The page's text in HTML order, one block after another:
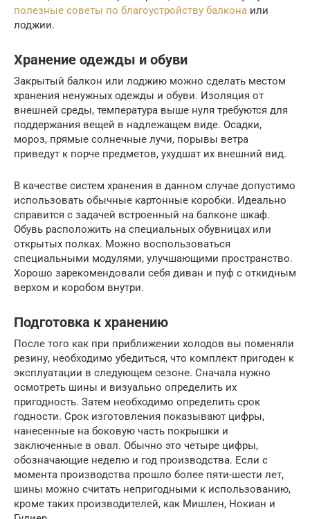
полезные советы по благоустройству балкона или
лоджии.
Хранение одежды и обуви
Закрытый балкон или лоджию можно сделать местом
хранения ненужных одежды и обуви. Изоляция от
внешней среды, температура выше нуля требуются для
поддержания вещей в надлежащем виде. Осадки,
мороз, прямые солнечные лучи, порывы ветра
приведут к порче предметов, ухудшат их внешний вид.
В качестве систем хранения в данном случае допустимо
использовать обычные картонные коробки. Идеально
справится с задачей встроенный на балконе шкаф.
Обувь расположить на специальных обувницах или
открытых полках. Можно воспользоваться
специальными модулями, улучшающими пространство.
Хорошо зарекомендовали себя диван и пуф с откидным
верхом и коробом внутри.
Подготовка к хранению
После того как при приближении холодов вы поменяли
резину, необходимо убедиться, что комплект пригоден к
эксплуатации в следующем сезоне. Сначала нужно
осмотреть шины и визуально определить их
пригодность. Затем необходимо определить срок
годности. Срок изготовления показывают цифры,
нанесенные на боковую часть покрышки и
заключенные в овал. Обычно это четыре цифры,
обозначающие неделю и год производства. Если с
момента производства прошло более пяти-шести лет,
шины можно считать непригодными к использованию,
кроме таких производителей, как Мишлен, Нокиан и